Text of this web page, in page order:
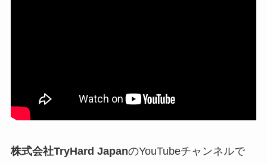
株式会社TryHard JapanのYouTubeチャンネルで